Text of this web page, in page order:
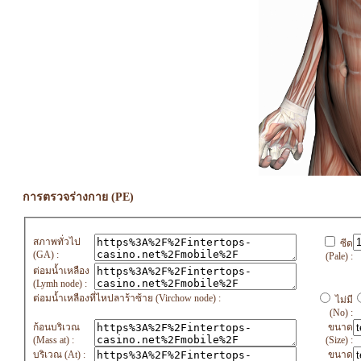
การตรวจร่างกาย (PE)
สภาพทั่วไป
(GA) :
ซีด
(Pale) :
ต่อมน้ำเหลือง
(Lymh node) :
ต่อมน้ำเหลืองที่ไหปลาร้าซ้าย (Virchow node) :
ไม่มี
(No) :
ก้อนบริเวณ
(Mass at) :
ขนาด
(Size) :
บริเวณ (At) :
ขนาด